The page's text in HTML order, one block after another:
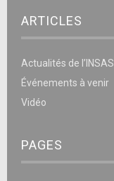
ARTICLES
Actualités de l’INSAS
Événements à venir
Vidéo
PAGES